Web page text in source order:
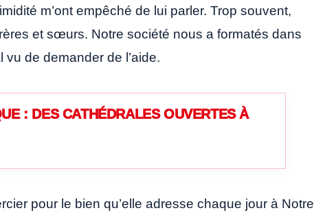
m’ont empêché de lui parler. Trop souvent,
et sœurs. Notre société nous a formatés dans
de demander de l’aide.
: DES CATHÉDRALES OUVERTES À
pour le bien qu’elle adresse chaque jour à Notre